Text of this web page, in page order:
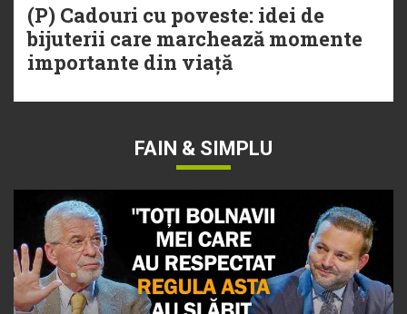
(P) Cadouri cu poveste: idei de
bijuterii care marchează momente
importante din viață
FAIN & SIMPLU